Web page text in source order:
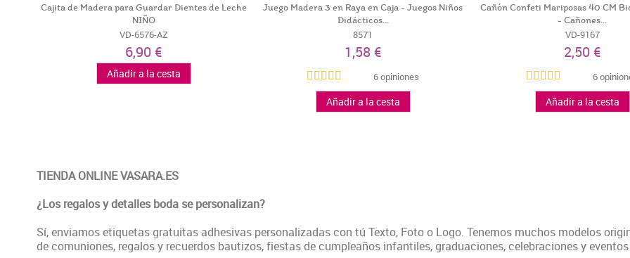
Cajita de Madera para Guardar Dientes de Leche
NIÑO
VD-6576-AZ
6,90 €
Añadir a la cesta
Juego Madera 3 en Raya en Caja - Juegos Niños
Didácticos...
8571
1,58 €
6 opiniones
Añadir a la cesta
Cañón Confeti Mariposas 40 CM
- Cañones...
VD-9167
2,50 €
6
Añadir a la cesta
TIENDA ONLINE VASARA.ES
¿Los regalos y detalles boda se personalizan?
Sí, enviamos etiquetas gratuitas adhesivas personalizadas con tú Texto, Foto o Logo. Tenemos muchos modelos
de comuniones, regalos y recuerdos bautizos, fiestas de cumpleaños infantiles, graduaciones, celebraciones y eventos